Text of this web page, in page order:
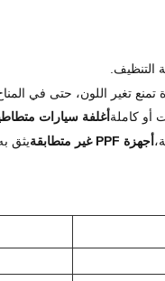
التنظيف.
تغير اللون، حتى في
أو كاملة أغلفة سيارات
أجهزة PPF غير متطابقة
يثق